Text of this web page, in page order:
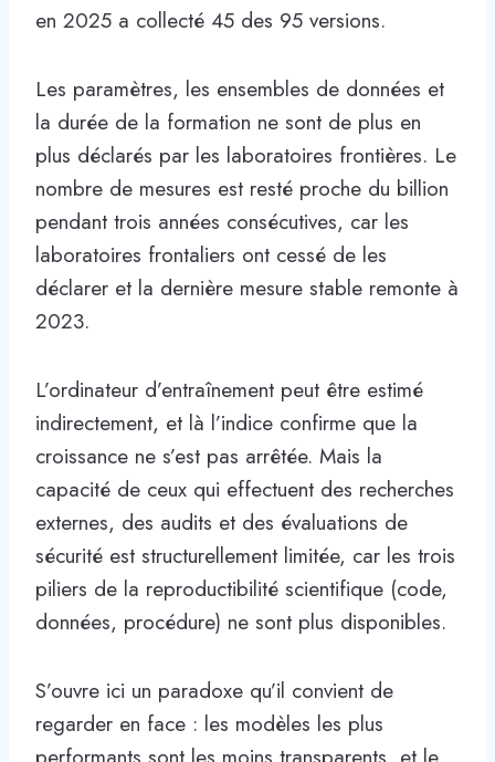
en 2025 a collecté 45 des 95 versions.
Les paramètres, les ensembles de données et
la durée de la formation ne sont de plus en
plus déclarés par les laboratoires frontières. Le
nombre de mesures est resté proche du billion
pendant trois années consécutives, car les
laboratoires frontaliers ont cessé de les
déclarer et la dernière mesure stable remonte à
2023.
L’ordinateur d’entraînement peut être estimé
indirectement, et là l’indice confirme que la
croissance ne s’est pas arrêtée. Mais la
capacité de ceux qui effectuent des recherches
externes, des audits et des évaluations de
sécurité est structurellement limitée, car les trois
piliers de la reproductibilité scientifique (code,
données, procédure) ne sont plus disponibles.
S’ouvre ici un paradoxe qu’il convient de
regarder en face : les modèles les plus